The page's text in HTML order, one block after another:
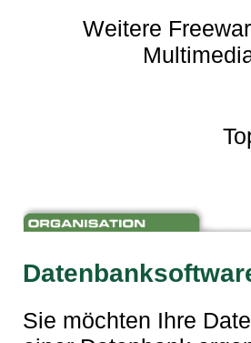
Weitere
Sie möchten Ihre